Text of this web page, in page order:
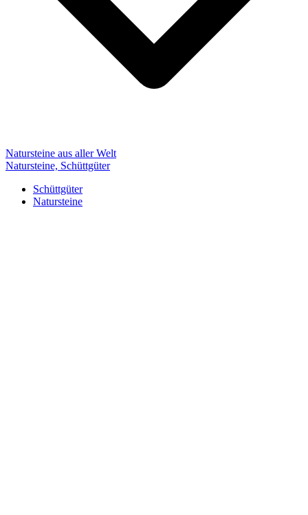
Natursteine aus aller Welt
Natursteine, Schüttgüter
Schüttgüter
Natursteine